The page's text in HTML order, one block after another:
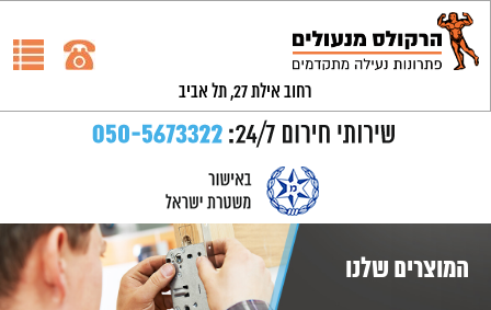
רחוב אילת 27, תל אביב
המוצרים שלנו